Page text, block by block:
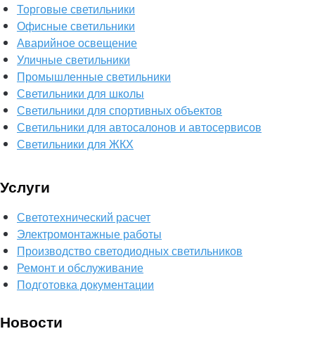
Торговые светильники
Офисные светильники
Аварийное освещение
Уличные светильники
Промышленные светильники
Светильники для школы
Светильники для спортивных объектов
Светильники для автосалонов и автосервисов
Светильники для ЖКХ
Услуги
Светотехнический расчет
Электромонтажные работы
Производство светодиодных светильников
Ремонт и обслуживание
Подготовка документации
Новости